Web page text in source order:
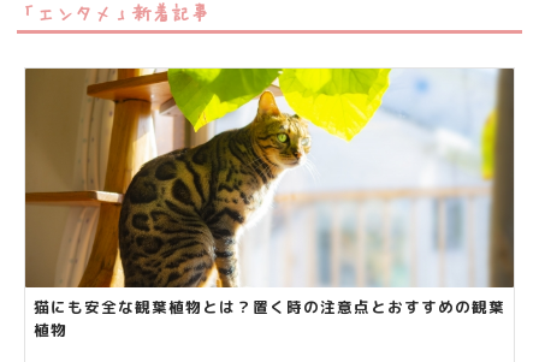
「エンタメ」新着記事
猫にも安全な観葉植物とは？置く時の注意点とおすすめの観葉
植物